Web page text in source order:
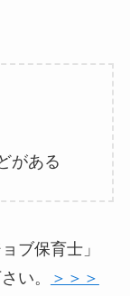
がある
ブ保育士」
い。
＞＞＞